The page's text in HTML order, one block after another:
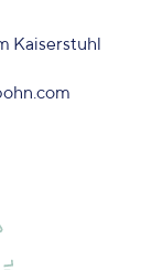
Kaiserstuhl